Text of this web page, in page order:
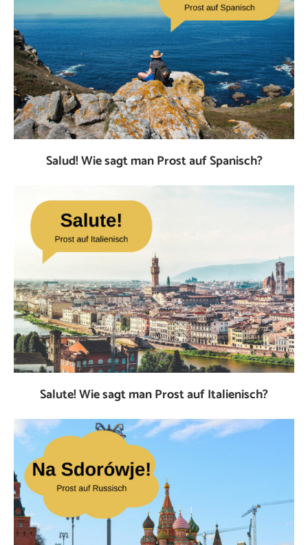
Salud! Wie sagt man Prost auf Spanisch?
Salute! Wie sagt man Prost auf Italienisch?